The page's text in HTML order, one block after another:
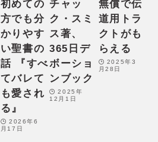
初めての
方でも分
かりやす
い聖書の
話 『すべ
てバレて
も愛され
る』
2026年6
月17日
チャッ
ク・スミ
ス著、
365日デ
ボーショ
ンブック
2025年
12月1日
無償で伝
道用トラ
クトがも
らえる
2025年3
月28日